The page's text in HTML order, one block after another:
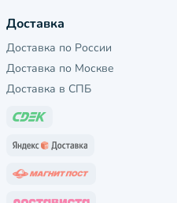
Доставка
Доставка по России
Доставка по Москве
Доставка в СПБ